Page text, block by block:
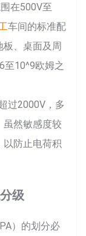
在500V至
车间的标准配
板、桌面及周
至10^9欧姆之
过2000V，多
虽然敏感度较
以防止电荷积
级
）的划分必